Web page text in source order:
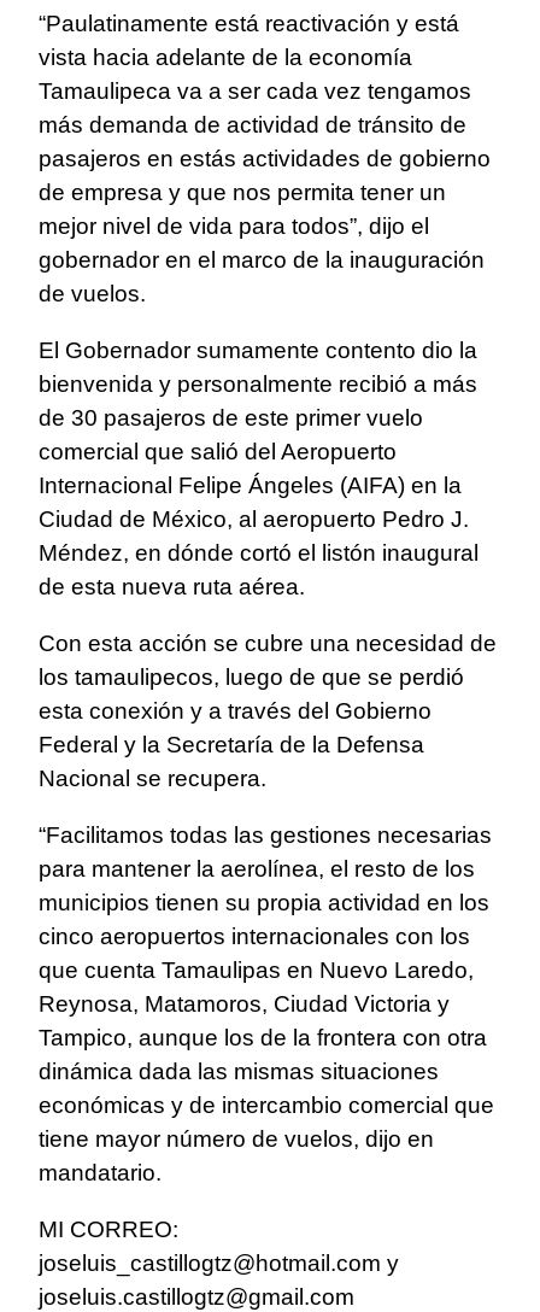
“Paulatinamente está reactivación y está
vista hacia adelante de la economía
Tamaulipeca va a ser cada vez tengamos
más demanda de actividad de tránsito de
pasajeros en estás actividades de gobierno
de empresa y que nos permita tener un
mejor nivel de vida para todos”, dijo el
gobernador en el marco de la inauguración
de vuelos.
El Gobernador sumamente contento dio la
bienvenida y personalmente recibió a más
de 30 pasajeros de este primer vuelo
comercial que salió del Aeropuerto
Internacional Felipe Ángeles (AIFA) en la
Ciudad de México, al aeropuerto Pedro J.
Méndez, en dónde cortó el listón inaugural
de esta nueva ruta aérea.
Con esta acción se cubre una necesidad de
los tamaulipecos, luego de que se perdió
esta conexión y a través del Gobierno
Federal y la Secretaría de la Defensa
Nacional se recupera.
“Facilitamos todas las gestiones necesarias
para mantener la aerolínea, el resto de los
municipios tienen su propia actividad en los
cinco aeropuertos internacionales con los
que cuenta Tamaulipas en Nuevo Laredo,
Reynosa, Matamoros, Ciudad Victoria y
Tampico, aunque los de la frontera con otra
dinámica dada las mismas situaciones
económicas y de intercambio comercial que
tiene mayor número de vuelos, dijo en
mandatario.
MI CORREO:
joseluis_castillogtz@hotmail.com y
joseluis.castillogtz@gmail.com